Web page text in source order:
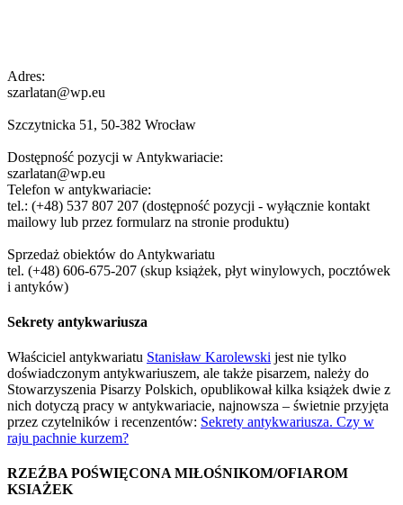
Adres:
szarlatan@wp.eu
Szczytnicka 51, 50-382 Wrocław
Dostępność pozycji w Antykwariacie:
szarlatan@wp.eu
Telefon w antykwariacie:
tel.: (+48) 537 807 207 (dostępność pozycji - wyłącznie kontakt
mailowy lub przez formularz na stronie produktu)
Sprzedaż obiektów do Antykwariatu
tel. (+48) 606-675-207 (skup książek, płyt winylowych, pocztówek
i antyków)
Sekrety antykwariusza
Właściciel antykwariatu Stanisław Karolewski jest nie tylko
doświadczonym antykwariuszem, ale także pisarzem, należy do
Stowarzyszenia Pisarzy Polskich, opublikował kilka książek dwie z
nich dotyczą pracy w antykwariacie, najnowsza – świetnie przyjęta
przez czytelników i recenzentów: Sekrety antykwariusza. Czy w
raju pachnie kurzem?
RZEŹBA POŚWIĘCONA MIŁOŚNIKOM/OFIAROM
KSIAŻEK